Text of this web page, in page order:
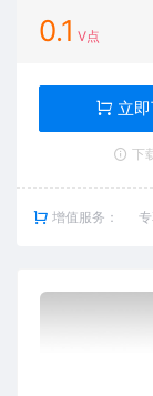
0.1 V点
立
下
增值服务：